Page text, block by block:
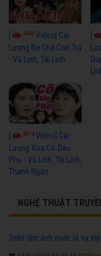
4430 Video] Cải
Lương Nợ Cha Con Trả
- Vũ Linh, Tài Linh
[ 4014Video] Cải
Lương Xưa Cô Dâu
Phụ - Vũ Linh, Tài Linh,
Thanh Ngân
NGHỆ THUẬT
Triển lãm ảnh nude là sự